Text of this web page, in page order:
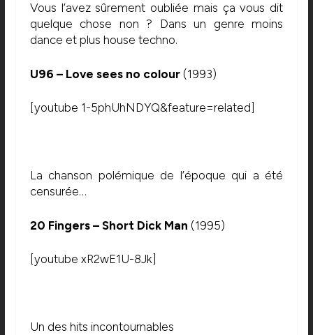
Vous l’avez sûrement oubliée mais ça vous dit
quelque chose non ? Dans un genre moins
dance et plus house techno.
U96 – Love sees no colour(1993)
[youtube 1-5phUhNDYQ&feature=related]
La chanson polémique de l’époque qui a été
censurée…
20 Fingers – Short Dick Man (1995)
[youtube xR2wE1U-8Jk]
Un des hits incontournables